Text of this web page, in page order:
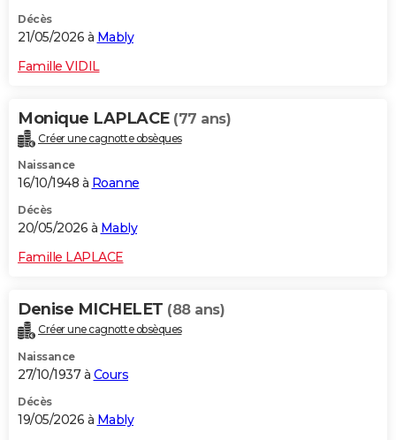
Décès
21/05/2026 à Mably
Famille VIDIL
Monique LAPLACE (77 ans)
Créer une cagnotte obsèques
Naissance
16/10/1948 à Roanne
Décès
20/05/2026 à Mably
Famille LAPLACE
Denise MICHELET (88 ans)
Créer une cagnotte obsèques
Naissance
27/10/1937 à Cours
Décès
19/05/2026 à Mably